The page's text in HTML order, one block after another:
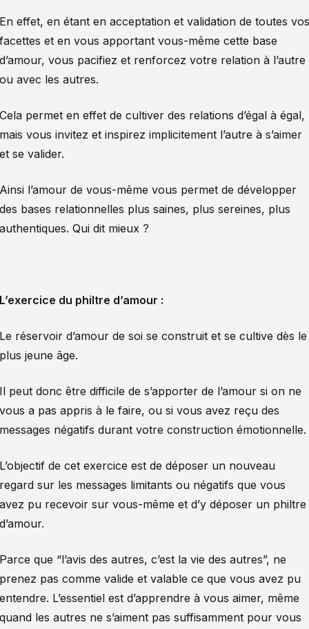
effet, en étant en acceptation et validation de toutes vos
et en vous apportant vous-même cette base
vous pacifiez et renforcez votre relation à l’autre
avec les autres.
permet en effet de cultiver des relations d’égal à égal,
vous invitez et inspirez implicitement l’autre à s’aimer
se valider.
l’amour de vous-même vous permet de développer
bases relationnelles plus saines, plus sereines, plus
Qui dit mieux ?
du philtre d’amour :
réservoir d’amour de soi se construit et se cultive dès le
jeune âge.
peut donc être difficile de s’apporter de l’amour si on ne
a pas appris à le faire, ou si vous avez reçu des
négatifs durant votre construction émotionnelle.
de cet exercice est de déposer un nouveau
sur les messages limitants ou négatifs que vous
pu recevoir sur vous-même et d’y déposer un philtre
que “l’avis des autres, c’est la vie des autres”, ne
pas comme valide et valable ce que vous avez pu
L’essentiel est d’apprendre à vous aimer, même
les autres ne s’aiment pas suffisamment pour vous